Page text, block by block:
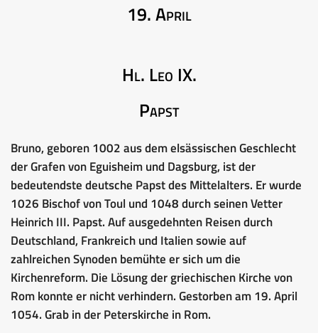
19. April
Hl. Leo IX.
Papst
Bruno, geboren 1002 aus dem elsässischen Geschlecht
der Grafen von Eguisheim und Dagsburg, ist der
bedeutendste deutsche Papst des Mittelalters. Er wurde
1026 Bischof von Toul und 1048 durch seinen Vetter
Heinrich III. Papst. Auf ausgedehnten Reisen durch
Deutschland, Frankreich und Italien sowie auf
zahlreichen Synoden bemühte er sich um die
Kirchenreform. Die Lösung der griechischen Kirche von
Rom konnte er nicht verhindern. Gestorben am 19. April
1054. Grab in der Peterskirche in Rom.